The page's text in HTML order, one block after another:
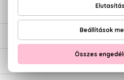
SZÁLLÍTÁS